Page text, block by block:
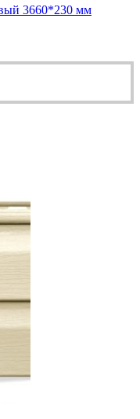
3660*230 мм